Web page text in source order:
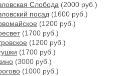
Слобода (2000 руб.)
посад (1600 руб.)
(1200 руб.)
(1700 руб.)
(1200 руб.)
(1700 руб.)
(3000 руб.)
(1000 руб.)